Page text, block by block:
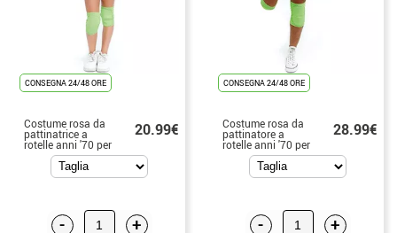
CONSEGNA 24/48 ORE
Costume rosa da
pattinatrice a
rotelle anni '70 per
ragazza
20.99€
- +
CONSEGNA 24/48 ORE
Costume rosa da
pattinatore a
rotelle anni '70 per
28.99€
- +